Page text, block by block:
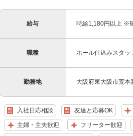
給与 時給1,180円以上 ※
職種 ホール仕込みスタッ
勤務地 大阪府東大阪市荒本
入社日応相談 友達と応募OK
主婦・主夫歓迎 フリーター歓迎